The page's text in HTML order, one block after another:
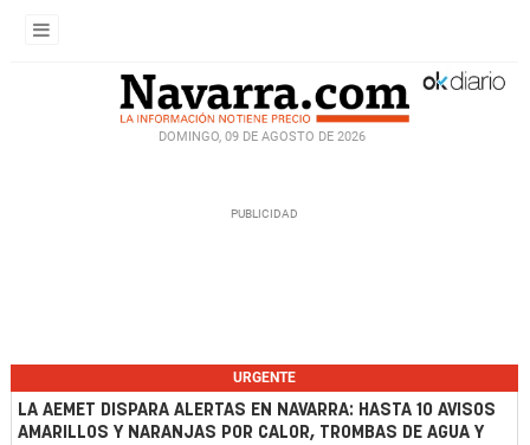
DOMINGO, 09 DE AGOSTO DE 2026
URGENTE
LA AEMET DISPARA ALERTAS EN NAVARRA: HASTA 10 AVISOS
AMARILLOS Y NARANJAS POR CALOR, TROMBAS DE AGUA Y